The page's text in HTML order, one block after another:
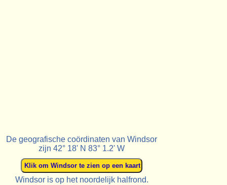
De geografische coördinaten van Windsor
zijn 42° 18' N 83° 1.2' W
Windsor is op het noordelijk halfrond.